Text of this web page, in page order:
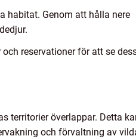
habitat. Genom att hålla nere
reservationer för att se
överlappar. Detta
och förvaltning av